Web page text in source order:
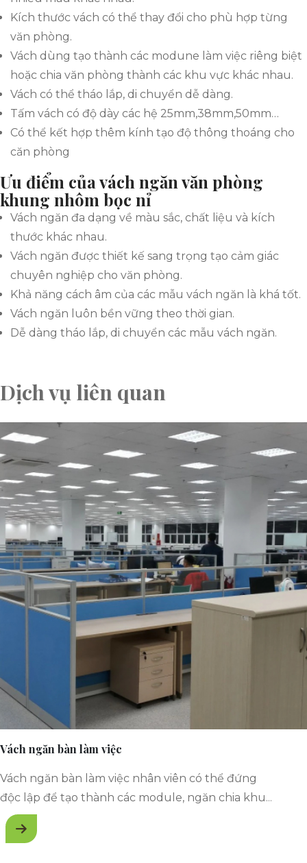
Kích thước vách có thể thay đổi cho phù hợp từng
văn phòng.
Vách dùng tạo thành các modune làm việc riêng biệt
hoặc chia văn phòng thành các khu vực khác nhau.
Vách có thể tháo lắp, di chuyển dễ dàng.
Tấm vách có độ dày các hệ 25mm,38mm,50mm…
Có thể kết hợp thêm kính tạo độ thông thoáng cho
căn phòng
Ưu điểm của vách ngăn văn phòng
khung nhôm bọc nỉ
Vách ngăn đa dạng về màu sắc, chất liệu và kích
thước khác nhau.
Vách ngăn được thiết kế sang trọng tạo cảm giác
chuyên nghiệp cho văn phòng.
Khả năng cách âm của các mẫu vách ngăn là khá tốt.
Vách ngăn luôn bền vững theo thời gian.
Dễ dàng tháo lắp, di chuyển các mẫu vách ngăn.
Dịch vụ liên quan
Vách ngăn bàn làm việc
Vách ngăn bàn làm việc nhân viên có thể đứng
độc lập để tạo thành các module, ngăn chia khu
vực làm việc một cách linh hoạt, hiện đại, dễ tháo
lắp, tính cơ động cao.